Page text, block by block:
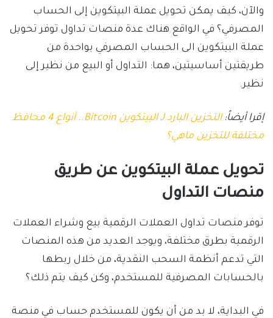
والآن، كيف يمكن تحويل عملة البيتكوين إلى الحساب
المصرفي؟ في الواقع هناك عدة منصات تداول توفر تحويل
عملة البيتكوين الى الحساب المصرفي بواحدة من
طريقتين أساسيتين، هما: التداول أو البيع من نظير إلى
نظير.
إقرا أيضاً:
التخزين البارد لـ البيتكوين Bitcoin.. أنواع 4 محافظ
مختلفة للتخزين ماهي؟
تحويل عملة البيتكوين عن طريق
منصات التداول
توفر منصات تداول العملات الرقمية بيع وشراء العملات
الرقمية بطرق مختلفة، ويوجد العديد من هذه المنصات
التي تدعم أنظمة السحب النقدية، من خلال ربطها
بالحسابات المصرفية للمستخدم، وكن كيف يتم ذلك؟
في البداية، لا بد من أن يكون للمستخدم حساب في منصة